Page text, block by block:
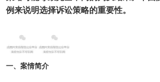
例来说明选择诉讼策略的重要性。
一、案情简介